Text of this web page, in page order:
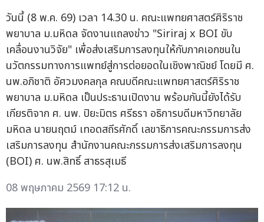
วันนี้ (8 พ.ค. 69) เวลา 14.30 น. คณะแพทยศาสตร์ศิริราช
พยาบาล ม.มหิดล จัดงานแถลงข่าว "Siriraj x BOI ขับ
เคลื่อนงานวิจัย" เพื่อส่งเสริมการลงทุนให้กับภาคเอกชนใน
นวัตกรรมทางการแพทย์สู่การต่อยอดในเชิงพาณิชย์ โดยมี ศ.
นพ.อภิชาติ อัศวมงคลกุล คณบดีคณะแพทยศาสตร์ศิริราช
พยาบาล ม.มหิดล เป็นประธานเปิดงาน พร้อมกันนี้ยังได้รับ
เกียรติจาก ศ. นพ. ปิยะมิตร ศรีธรา อธิการบดีมหาวิทยาลัย
มหิดล นายนฤตม์ เทอดสถีรศักดิ์ เลขาธิการคณะกรรมการส่ง
เสริมการลงทุน สำนักงานคณะกรรมการส่งเสริมการลงทุน
(BOI) ศ. นพ.สิทธิ์ สาธรสุเมธี
08 พฤษภาคม 2569 17:12 น.